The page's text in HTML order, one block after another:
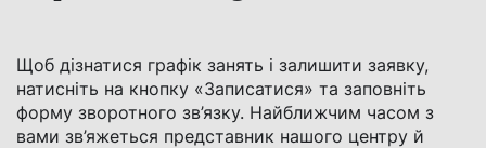
Щоб дізнатися графік занять і залишити заявку,
натисніть на кнопку «Записатися» та заповніть
форму зворотного зв’язку. Найближчим часом з
вами зв’яжеться представник нашого центру й